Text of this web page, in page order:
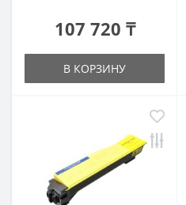
107 720 ₸
В КОРЗИНУ